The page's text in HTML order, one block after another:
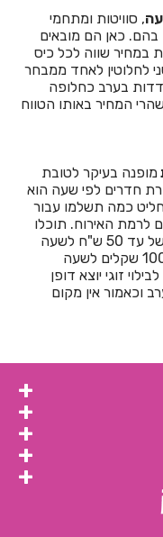
, סוויטות ומתחמי
בהם. כאן הם מובאים
במחיר שווה לכל כיס
לחלוטין לאחד ממבחר
בערב כחלופה
המחיר באותו הטווח
מופנה בעיקר לטובת
חדרים לפי שעה הוא
כמה תשלמו עבור
לרמת האירוח. תוכלו
למצוא חדר סטנדרטי ל 3 שעות במחיר של עד 50 ש"ח לשעה
ומאידך סוויטה לפי שעה במחיר של עד 100 שקלים לשעה
זוגי יוצא דופן
וכאמור אין מקום